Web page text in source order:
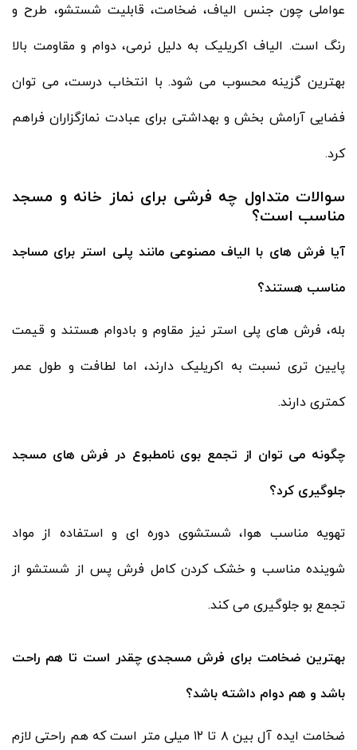
عواملی چون جنس الیاف، ضخامت، قابلیت شستشو، طرح و
رنگ است. الیاف اکریلیک به دلیل نرمی، دوام و مقاومت بالا
بهترین گزینه محسوب می شود. با انتخاب درست، می توان
فضایی آرامش بخش و بهداشتی برای عبادت نمازگزاران فراهم
کرد.
سوالات متداول چه فرشی برای نماز خانه و مسجد
مناسب است؟
آیا فرش های با الیاف مصنوعی مانند پلی استر برای مساجد
مناسب هستند؟
بله، فرش های پلی استر نیز مقاوم و بادوام هستند و قیمت
پایین تری نسبت به اکریلیک دارند، اما لطافت و طول عمر
کمتری دارند.
چگونه می توان از تجمع بوی نامطبوع در فرش های مسجد
جلوگیری کرد؟
تهویه مناسب هوا، شستشوی دوره ای و استفاده از مواد
شوینده مناسب و خشک کردن کامل فرش پس از شستشو از
تجمع بو جلوگیری می کند.
بهترین ضخامت برای فرش مسجدی چقدر است تا هم راحت
باشد و هم دوام داشته باشد؟
ضخامت ایده آل بین ۸ تا ۱۲ میلی متر است که هم راحتی لازم